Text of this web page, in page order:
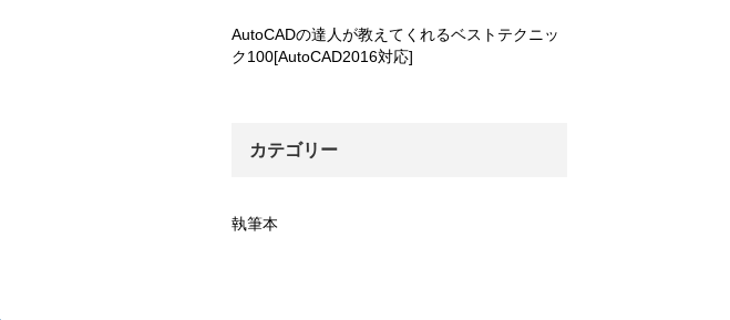
AutoCADの達人が教えてくれるベストテクニッ
ク100[AutoCAD2016対応]
カテゴリー
執筆本